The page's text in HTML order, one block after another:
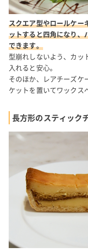
スクエア型やロールケー
ットすると四角になり、
できます。
型崩れしないよう、カッ
入れると安心。
そのほか、レアチーズケ
ケットを置いてワックス
長方形のスティック